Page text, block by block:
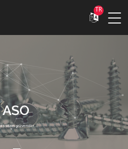
TR
ASO
olan güvendir...